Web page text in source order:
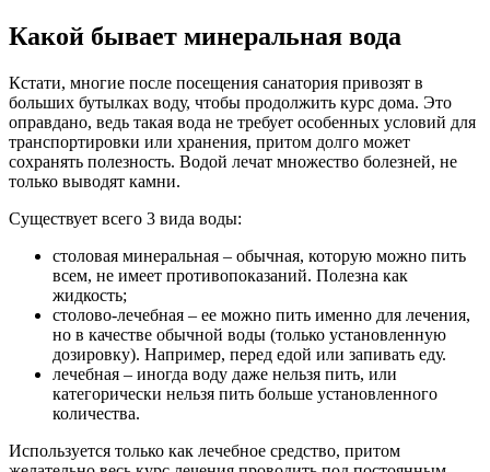
Какой бывает минеральная вода
Кстати, многие после посещения санатория привозят в
больших бутылках воду, чтобы продолжить курс дома. Это
оправдано, ведь такая вода не требует особенных условий для
транспортировки или хранения, притом долго может
сохранять полезность. Водой лечат множество болезней, не
только выводят камни.
Существует всего 3 вида воды:
столовая минеральная – обычная, которую можно пить
всем, не имеет противопоказаний. Полезна как
жидкость;
столово-лечебная – ее можно пить именно для лечения,
но в качестве обычной воды (только установленную
дозировку). Например, перед едой или запивать еду.
лечебная – иногда воду даже нельзя пить, или
категорически нельзя пить больше установленного
количества.
Используется только как лечебное средство, притом